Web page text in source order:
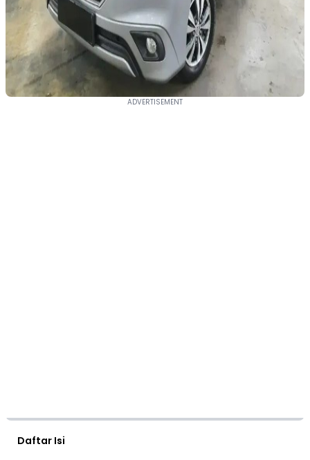
Daftar Isi